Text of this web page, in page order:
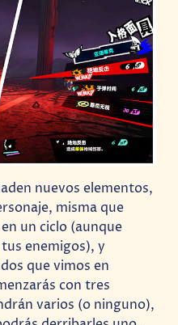
nuevos elementos,
misma que
un ciclo (aunque
enemigos), y
que vimos en
con tres
varios (o ninguno),